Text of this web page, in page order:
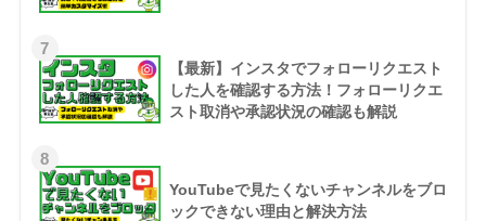
7
【最新】インスタでフォローリクエスト
した人を確認する方法！フォローリクエ
スト取消や承認状況の確認も解説
8
YouTubeで見たくないチャンネルをブロ
ックできない理由と解決方法